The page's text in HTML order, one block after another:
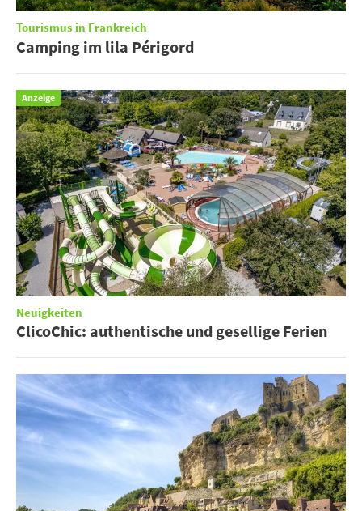
Tourismus in Frankreich
Camping im lila Périgord
Anzeige
Neuigkeiten
ClicoChic: authentische und gesellige Ferien